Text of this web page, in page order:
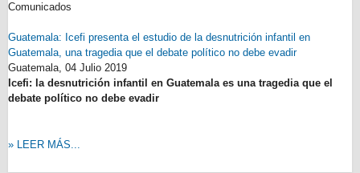
Comunicados
Guatemala: Icefi presenta el estudio de la desnutrición infantil en
Guatemala, una tragedia que el debate político no debe evadir
Guatemala, 04 Julio 2019
Icefi: la desnutrición infantil en Guatemala es una tragedia que el
debate político no debe evadir
» LEER MÁS...